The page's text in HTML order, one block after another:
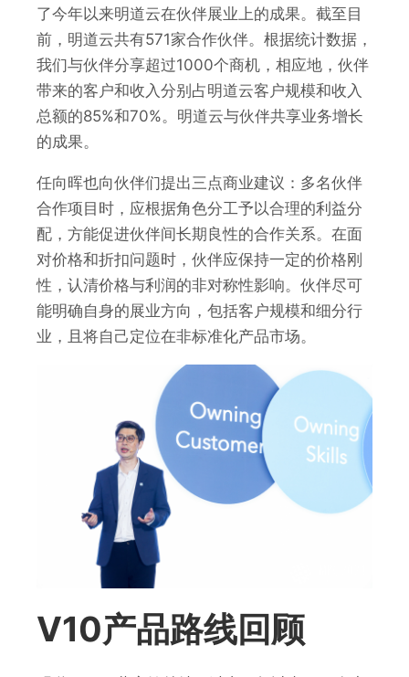
了今年以来明道云在伙伴展业上的成果。截至目
前，明道云共有571家合作伙伴。根据统计数据，
我们与伙伴分享超过1000个商机，相应地，伙伴
带来的客户和收入分别占明道云客户规模和收入
总额的85%和70%。明道云与伙伴共享业务增长
的成果。
任向晖也向伙伴们提出三点商业建议：多名伙伴
合作项目时，应根据角色分工予以合理的利益分
配，方能促进伙伴间长期良性的合作关系。在面
对价格和折扣问题时，伙伴应保持一定的价格刚
性，认清价格与利润的非对称性影响。伙伴尽可
能明确自身的展业方向，包括客户规模和细分行
业，且将自己定位在非标准化产品市场。
V10产品路线回顾